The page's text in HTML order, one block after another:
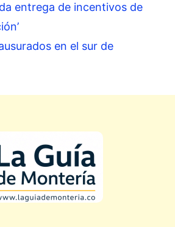
entrega de incentivos de
en el sur de